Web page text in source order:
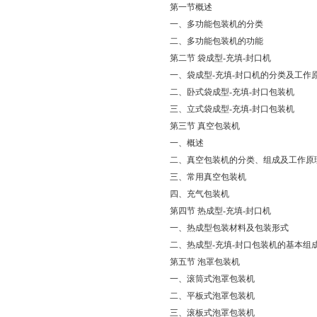
第一节概述
一、多功能包装机的分类
二、多功能包装机的功能
第二节 袋成型-充填-封口机
一、袋成型-充填-封口机的分类及工作
二、卧式袋成型-充填-封口包装机
三、立式袋成型-充填-封口包装机
第三节 真空包装机
一、概述
二、真空包装机的分类、组成及工作原
三、常用真空包装机
四、充气包装机
第四节 热成型-充填-封口机
一、热成型包装材料及包装形式
二、热成型-充填-封口包装机的基本组
第五节 泡罩包装机
一、滚筒式泡罩包装机
二、平板式泡罩包装机
三、滚板式泡罩包装机